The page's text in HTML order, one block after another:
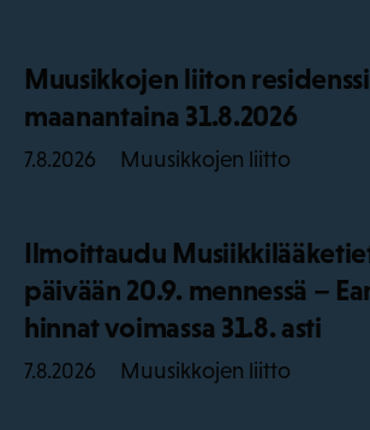
Muusikkojen liiton
maanantaina 31.8.2026
7.8.2026 Muusikkojen liitto
Ilmoittaudu
päivään 20.9. mennessä –
hinnat voimassa 31.8. asti
7.8.2026 Muusikkojen liitto